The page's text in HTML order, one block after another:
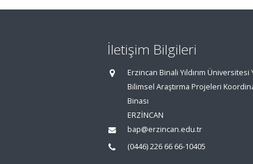
İletişim Bilgileri
Erzincan Binali Yıldırım Üniversitesi
Bilimsel Araştırma Projeleri
Binası
ERZİNCAN
bap@erzincan.edu.tr
(0446) 226 66 66-10405